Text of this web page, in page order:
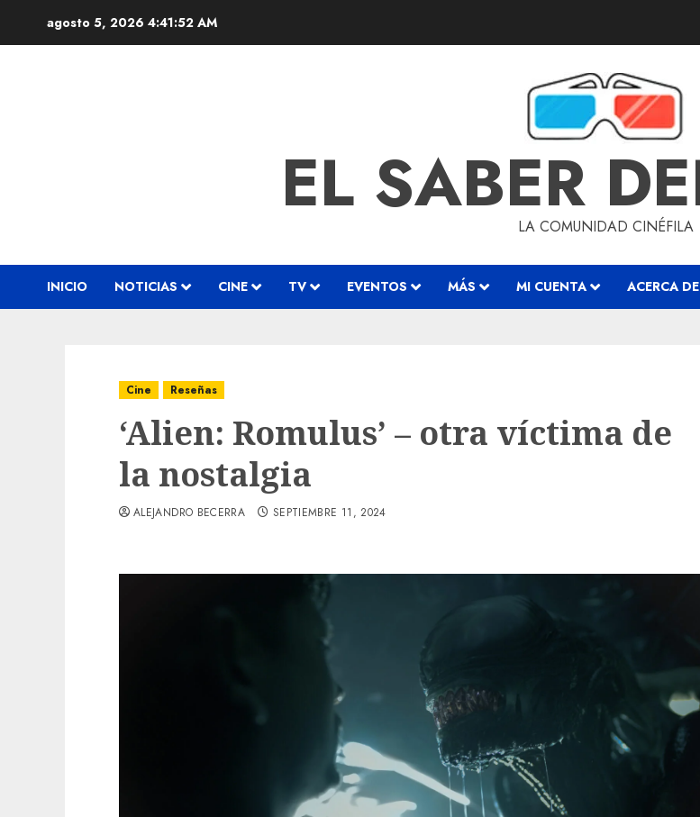
agosto 5, 2026 4:41:53 AM
EL SABERLA COMUNIDAD CINÉFILA
INICIO NOTICIAS CINE TV EVENTOS MÁS MI CUENTA ACERCA
Cine Reseñas
‘Alien: Romulus’ – otra víctima de
la nostalgia
ALEJANDRO BECERRA SEPTIEMBRE 11, 2024